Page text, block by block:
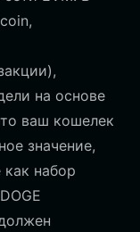
на основе
ваш кошелек
значение,
набор